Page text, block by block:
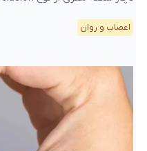
اعصاب و روان